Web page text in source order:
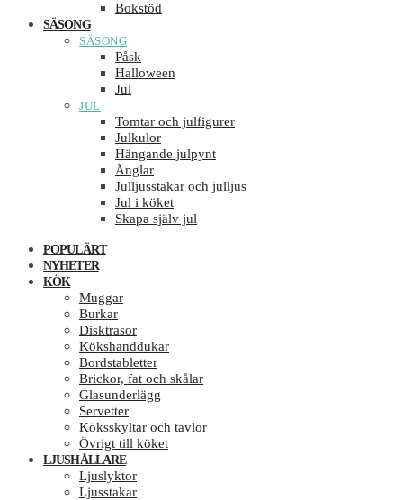
Bokstöd
SÄSONG
SÄSONG
Påsk
Halloween
Jul
JUL
Tomtar och julfigurer
Julkulor
Hängande julpynt
Änglar
Julljusstakar och julljus
Jul i köket
Skapa själv jul
POPULÄRT
NYHETER
KÖK
Muggar
Burkar
Disktrasor
Kökshanddukar
Bordstabletter
Brickor, fat och skålar
Glasunderlägg
Servetter
Köksskyltar och tavlor
Övrigt till köket
LJUSHÅLLARE
Ljuslyktor
Ljusstakar